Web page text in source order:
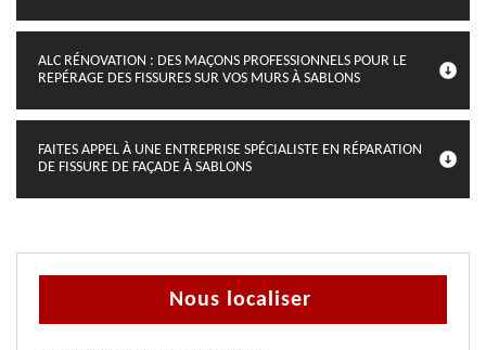
ALC RÉNOVATION : DES MAÇONS PROFESSIONNELS POUR LE
REPÉRAGE DES FISSURES SUR VOS MURS À SABLONS
FAITES APPEL À UNE ENTREPRISE SPÉCIALISTE EN RÉPARATION
DE FISSURE DE FAÇADE À SABLONS
Nous localiser